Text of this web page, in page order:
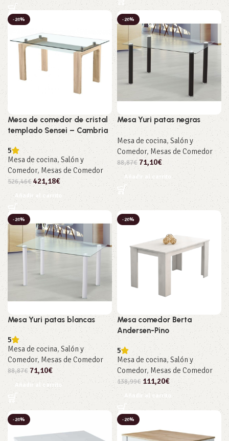
-20%
Mesa de comedor de cristal
templado Sensei – Cambria
5
Mesa de cocina, Salón y
Comedor, Mesas de Comedor
526,46€421,18€
Añadir al carrito
-20%
Mesa Yuri patas negras
Mesa de cocina, Salón y
Comedor,Mesas de Comedor
88,87€ 71,10€
Añadir al carrito
-20%
Mesa Yuri patas blancas
5
Mesa de cocina, Salón y
Comedor, Mesas de Comedor
88,87€71,10€
Añadir al carrito
-20%
Mesa comedor Berta
Andersen-Pino
5
Mesa de cocina,Salón y
Comedor, Mesas de Comedor
138,99€ 111,20€
Añadir al carrito
-20% -20%